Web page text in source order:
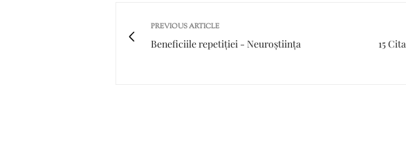
PREVIOUS ARTICLE
Beneficiile repetiției - Neuroștiința
15